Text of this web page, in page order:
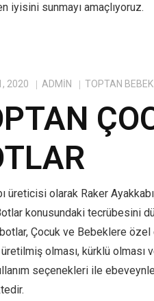
iyisini sunmayı amaçlıyoruz.
2020 ADMIN TOPTAN
üreticisi olarak Raker
konusundaki tecrübesini
Çocuk ve Bebeklere
olması, kürklü olması
seçenekleri ile